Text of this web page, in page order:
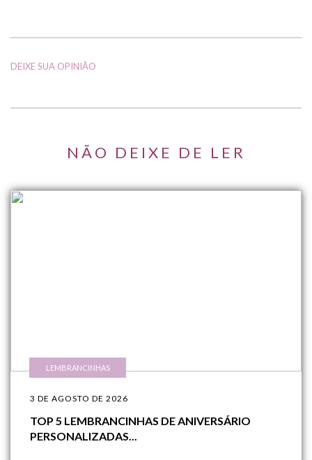
DEIXE SUA OPINIÃO
NÃO DEIXE DE LER
LEMBRANCINHAS
3 DE AGOSTO DE 2026
TOP 5 LEMBRANCINHAS DE ANIVERSÁRIO
PERSONALIZADAS...